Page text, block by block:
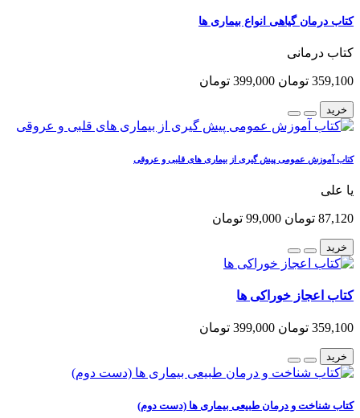
کتاب درمان گیاهی انواع بیماری ها
کتاب درمانی
359,100 تومان 399,000 تومان
خرید
کتاب آموزش عمومی پیش گیری از بیماری های قلبی و عروقی
یا علی
87,120 تومان 99,000 تومان
خرید
کتاب اعجاز خوراکی ها
359,100 تومان 399,000 تومان
خرید
کتاب شناخت و درمان طبیعی بیماری ها (دست دوم)